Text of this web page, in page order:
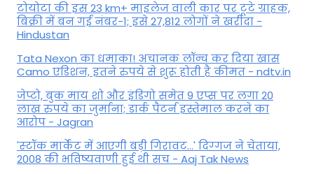
टोयोटा की इस 23 km+ माइलेज वाली कार पर टूटे ग्राहक,
बिक्री में बन गई नंबर-1; इसे 27,812 लोगों ने खरीदा -
Hindustan
Tata Nexon का धमाका! अचानक लॉन्च कर दिया खास
Camo एडिशन, इतने रुपये से शुरू होती है कीमत - ndtv.in
जेप्टो, बुक माय शो और इंडिगो समेत 9 एप्स पर लगा 20
लाख रुपये का जुर्माना; डार्क पैटर्न इस्तेमाल करने का
आरोप - Jagran
'स्‍टॉक मार्केट में आएगी बड़ी गिरावट...' दिग्‍गज ने चेताया,
2008 की भविष्यवाणी हुई थी सच - Aaj Tak News